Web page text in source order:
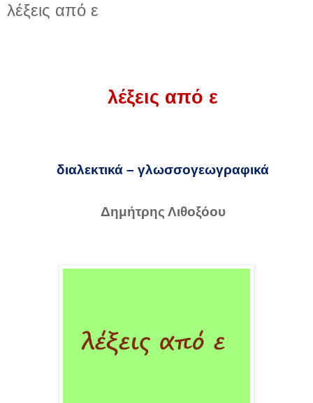
λέξεις από ε
λέξεις από ε
διαλεκτικά – γλωσσογεωγραφικά
Δημήτρης Λιθοξόου